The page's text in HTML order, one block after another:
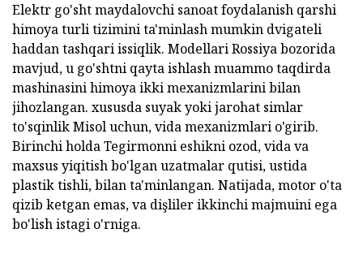
Elektr go'sht maydalovchi sanoat foydalanish qarshi
himoya turli tizimini ta'minlash mumkin dvigateli
haddan tashqari issiqlik. Modellari Rossiya bozorida
mavjud, u go'shtni qayta ishlash muammo taqdirda
mashinasini himoya ikki mexanizmlarini bilan
jihozlangan. xususda suyak yoki jarohat simlar
to'sqinlik Misol uchun, vida mexanizmlari o'girib.
Birinchi holda Tegirmonni eshikni ozod, vida va
maxsus yiqitish bo'lgan uzatmalar qutisi, ustida
plastik tishli, bilan ta'minlangan. Natijada, motor o'ta
qizib ketgan emas, va dişliler ikkinchi majmuini ega
bo'lish istagi o'rniga.